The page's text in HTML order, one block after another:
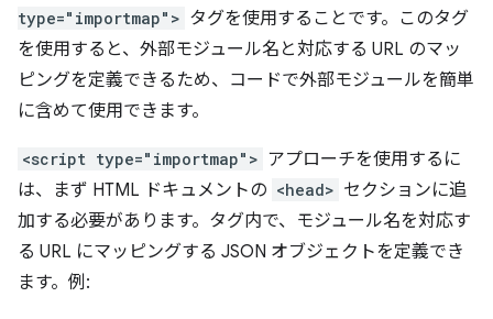
type="importmap"> タグを使用することです。このタグ
を使用すると、外部モジュール名と対応する URL のマッ
ピングを定義できるため、コードで外部モジュールを簡単
に含めて使用できます。
<script type="importmap"> アプローチを使用するに
は、まず HTML ドキュメントの <head> セクションに追
加する必要があります。タグ内で、モジュール名を対応す
る URL にマッピングする JSON オブジェクトを定義でき
ます。例: